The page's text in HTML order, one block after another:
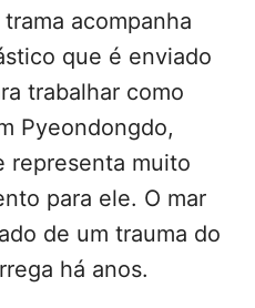
acompanha
que é enviado
trabalhar como
Pyeondongdo,
representa muito
para ele. O mar
de um trauma do
há anos.